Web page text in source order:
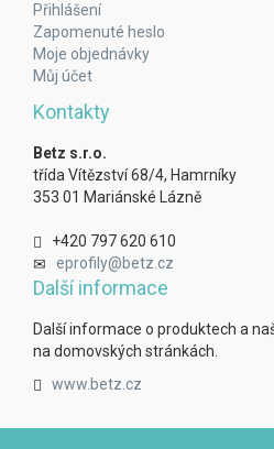
Přihlášení
Zapomenuté heslo
Moje objednávky
Můj účet
Kontakty
Betz s.r.o.
třída Vítězství 68/4, Hamrníky
353 01 Mariánské Lázně
+420 797 620 610
eprofily@betz.cz
Další informace
Další informace o produktech a
na domovských stránkách.
www.betz.cz